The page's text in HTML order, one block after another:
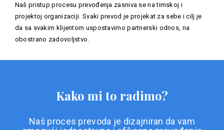
Naš pristup procesu prevođenja zasniva se na timskoj i
projektoj organizaciji. Svaki prevod je projekat za sebe i cilj je
da sa svakim klijentom uspostavimo partnerski odnos, na
obostrano zadovoljstvo.
Kako mi to radimo?
Naš proces prevoda je dizajniran da vam